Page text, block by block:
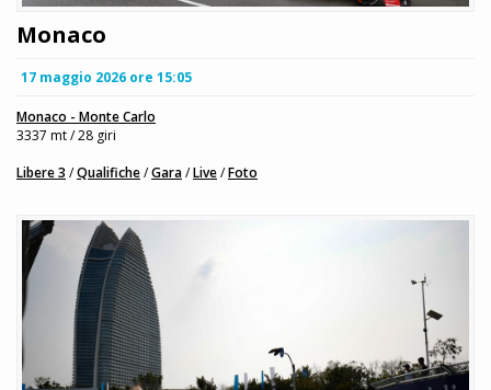
Monaco
17 maggio 2026 ore 15:05
Monaco - Monte Carlo
3337 mt / 28 giri
Libere 3 /Qualifiche/Gara/Live/Foto